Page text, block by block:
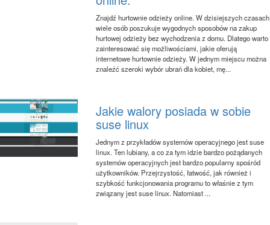
Znajdź hurtownie odzieży online. W dzisiejszych czasach
wiele osób poszukuje wygodnych sposobów na zakup
hurtowej odzieży bez wychodzenia z domu. Dlatego warto
zainteresować się możliwościami, jakie oferują
internetowe hurtownie odzieży. W jednym miejscu można
znaleźć szeroki wybór ubrań dla kobiet, mę...
Jakie walory posiada w sobie
suse linux
Jednym z przykładów systemów operacyjnego jest suse
linux. Ten lubiany, a co za tym idzie bardzo pożądanych
systemów operacyjnych jest bardzo popularny spośród
użytkowników. Przejrzystość, łatwość, jak również i
szybkość funkcjonowania programu to właśnie z tym
związany jest suse linux. Natomiast ...